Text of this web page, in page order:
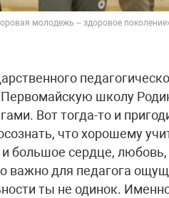
молодежь – здоровое
школу
Вот тогда-то и
что хорошему
и большое сердце,
важно для педагога
ты не одинок.